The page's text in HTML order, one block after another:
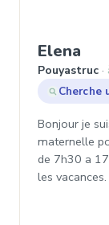
Elena
Pouyastruc
Cherche
Bonjour je
maternelle
de 7h30 a
les